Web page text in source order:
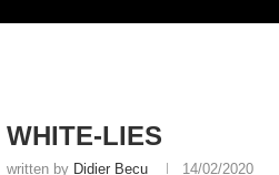
WHITE-LIES
written by Didier Becu 14/02/2020